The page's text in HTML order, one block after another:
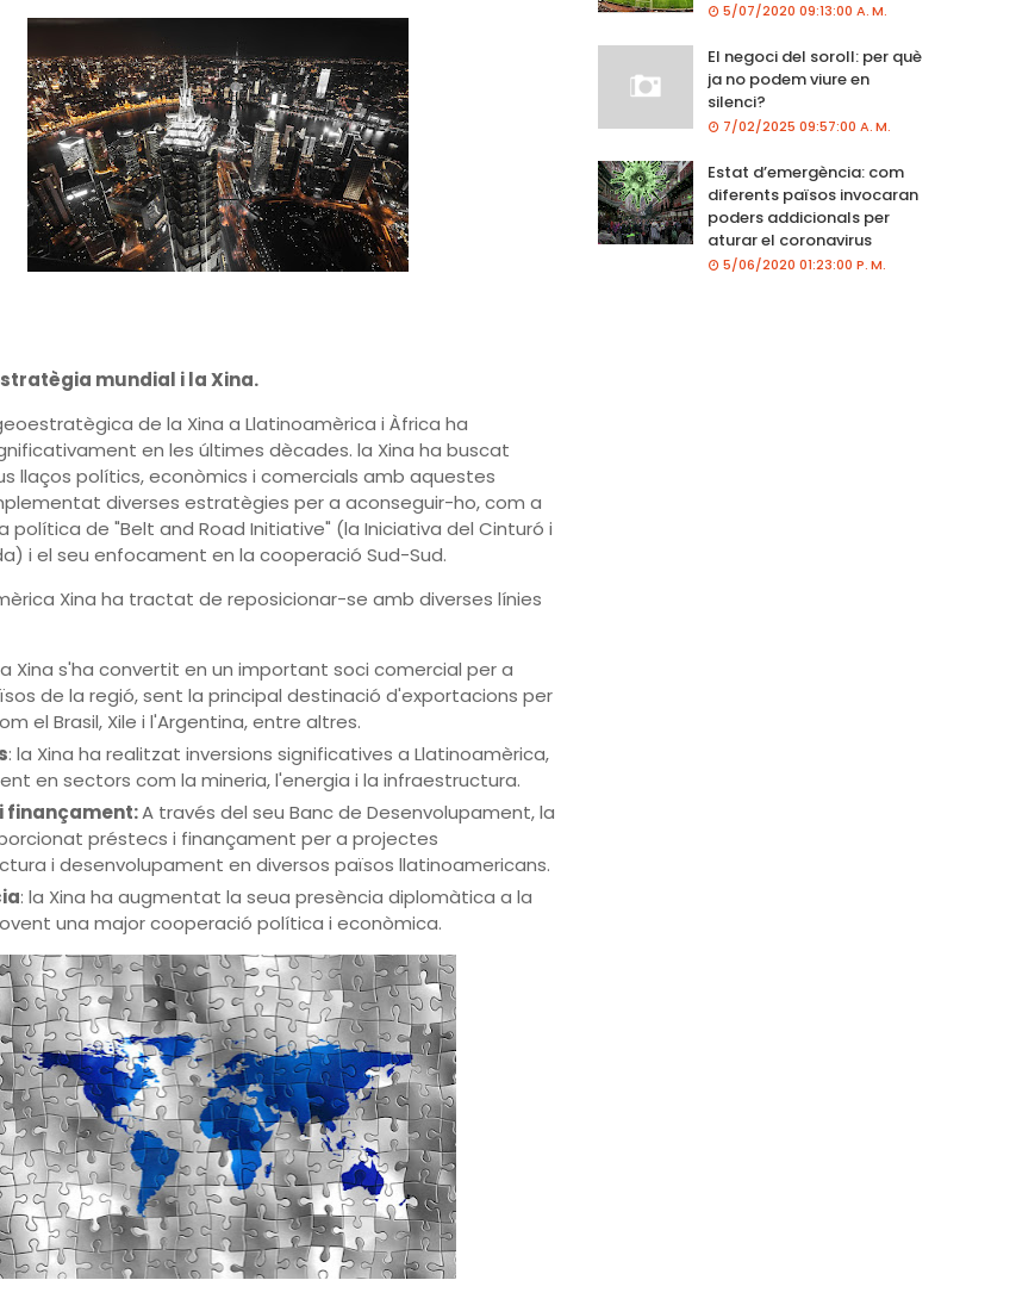
mundial i la Xina.
de la Xina a Llatinoamèrica i Àfrica ha
en les últimes dècades. la Xina ha buscat
llaços polítics, econòmics i comercials amb aquestes
diverses estratègies per a aconseguir-ho, com a
política de "Belt and Road Initiative" (la Iniciativa del Cinturó i
i el seu enfocament en la cooperació Sud-Sud.
Xina ha tractat de reposicionar-se amb diverses línies
Xina s'ha convertit en un important soci comercial per a
de la regió, sent la principal destinació d'exportacions per
el Brasil, Xile i l'Argentina, entre altres.
: la Xina ha realitzat inversions significatives a Llatinoamèrica,
en sectors com la mineria, l'energia i la infraestructura.
finançament:A través del seu Banc de Desenvolupament, la
préstecs i finançament per a projectes
i desenvolupament en diversos països llatinoamericans.
: la Xina ha augmentat la seua presència diplomàtica a la
una major cooperació política i econòmica.
5/07/2020 09:13:00 A. M.
El negoci del soroll: per què
ja no podem viure en
silenci?
7/02/2025 09:57:00 A. M.
Estat d’emergència: com
diferents països invocaran
poders addicionals per
aturar el coronavirus
5/06/2020 01:23:00 P. M.